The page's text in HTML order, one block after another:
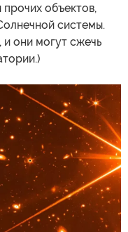
объектов,
системы.
и они могут сжечь